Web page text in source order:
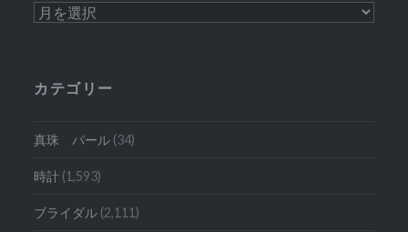
過
稿
カテゴリー
真珠 パール (34)
時計 (1,593)
ブライダル (2,111)